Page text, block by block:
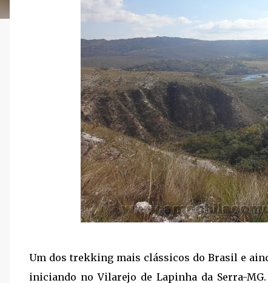
Um dos trekking mais clássicos do Brasil e
iniciando no Vilarejo de Lapinha da Serra-